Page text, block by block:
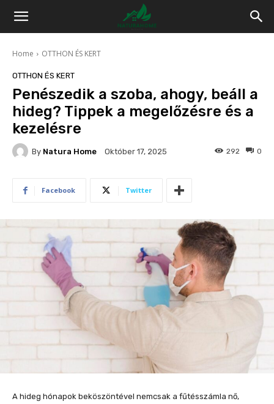
Home OTTHON ÉS KERT
OTTHON ÉS KERT
Penészedik a szoba, ahogy, beáll a
hideg? Tippek a megelőzésre és a
kezelésre
By Natura Home Október 17, 2025 0
292
Facebook Twitter
A hideg hónapok beköszöntével nemcsak a fűtésszámla nő,